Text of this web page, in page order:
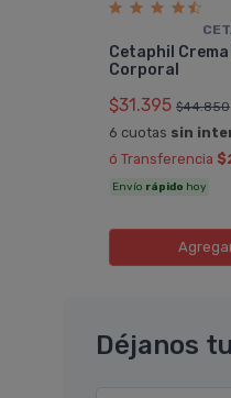
Cetaphil
Corporal
$31.395 $44.850
6 cuotas sin
ó Transferencia
Envío rápido hoy
Déjanos